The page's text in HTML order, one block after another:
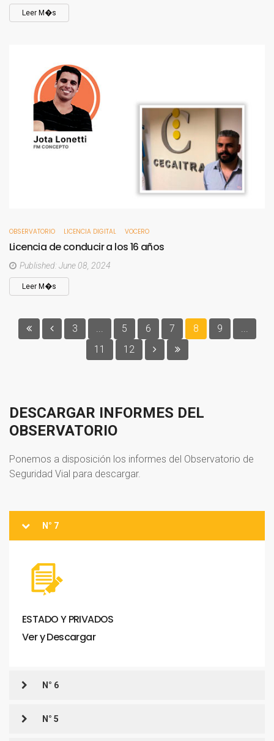
Leer M�s
OBSERVATORIO LICENCIA DIGITAL VOCERO
Licencia deconducira los16 años
Published: June 08, 2024
Leer M�s
3 ... 5 6 7 8 9
...
11
12
DESCARGAR INFORMES DEL
OBSERVATORIO
Ponemos a disposición los informes del Observatorio de
Seguridad Vial para descargar.
N° 7
ESTADOY PRIVADOS
VeryDescargar
N° 6
N° 5